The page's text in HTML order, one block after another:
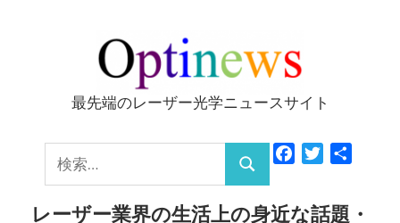
Optinews
最先端のレーザー光学ニュースサイト
索:
検
索
FacebookTwitter
レーザー業界の生活上の身近な話題・